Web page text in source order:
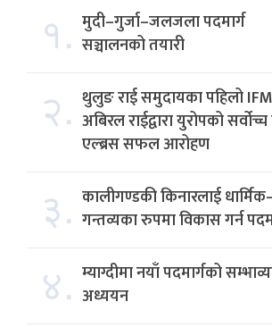
१. मुदी–गुर्जा–जलजला पदमार्ग
सञ्चालनको तयारी
२. थुलुङ राई समुदायका पहिलो
अबिरल राईद्वारा युरोपको
एल्ब्रस सफल आरोहण
३. कालीगण्डकी किनारलाई
गन्तव्यका रुपमा विकास गर्न
४. म्याग्दीमा नयाँ पदमार्गको
अध्ययन